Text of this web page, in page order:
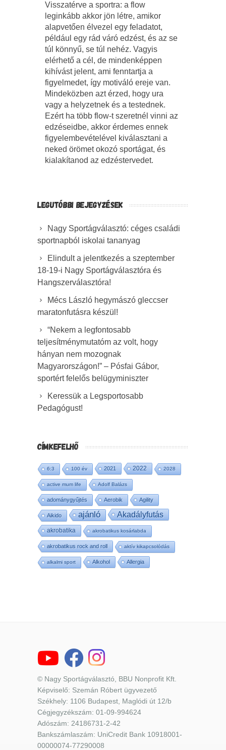
Visszatérve a sportra: a flow
leginkább akkor jön létre, amikor
alapvetően élvezel egy feladatot,
például egy rád váró edzést, és az se
túl könnyű, se túl nehéz. Vagyis
elérhető a cél, de mindenképpen
kihívást jelent, ami fenntartja a
figyelmedet, így motiváló ereje van.
Mindeközben azt érzed, hogy ura
vagy a helyzetnek és a testednek.
Ezért ha több flow-t szeretnél vinni az
edzéseidbe, akkor érdemes ennek
figyelembevételével kiválasztani a
neked örömet okozó sportágat, és
kialakítanod az edzéstervedet.
LEGUTÓBBI BEJEGYZÉSEK
Nagy Sportágválasztó: céges családi
sportnapból iskolai tananyag
Elindult a jelentkezés a szeptember
18-19-i Nagy Sportágválasztóra és
Hangszerválasztóra!
Mécs László hegymászó gleccser
maratonfutásra készül!
“Nekem a legfontosabb
teljesítménymutatóm az volt, hogy
hányan nem mozognak
Magyarországon!” – Pósfai Gábor,
sportért felelős belügyminiszter
Keressük a Legsportosabb
Pedagógust!
CÍMKEFELHŐ
6:3 100 év 2021 2022 2028
active mum life Adolf Balázs
adománygyűjtés Aerobik Agility
Aikido ajánló Akadályfutás
akrobatika akrobatikus kosárlabda
akrobatikus rock and roll aktív kikapcsolódás
alkalmi sport Alkohol Allergia
© Nagy Sportágválasztó, BBU Nonprofit Kft.
Képviselő: Szemán Róbert ügyvezető
Székhely: 1106 Budapest, Maglódi út 12/b
Cégjegyzékszám: 01-09-994624
Adószám: 24186731-2-42
Bankszámlaszám: UniCredit Bank 10918001-
00000074-77290008